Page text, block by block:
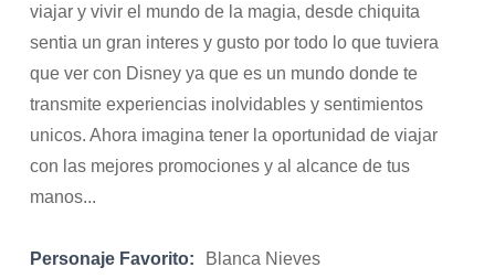
viajar y vivir el mundo de la magia, desde chiquita
sentia un gran interes y gusto por todo lo que tuviera
que ver con Disney ya que es un mundo donde te
transmite experiencias inolvidables y sentimientos
unicos. Ahora imagina tener la oportunidad de viajar
con las mejores promociones y al alcance de tus
manos...
Personaje Favorito: Blanca Nieves